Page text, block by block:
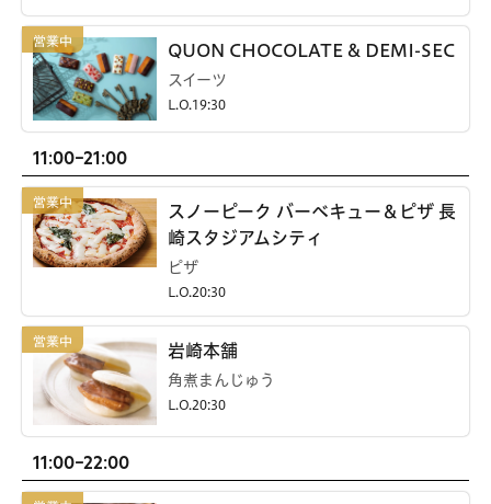
QUON CHOCOLATE & DEMI-SEC
スイーツ
L.O.19:30
11:00-21:00
スノーピーク バーベキュー＆ピザ 長
崎スタジアムシティ
ピザ
L.O.20:30
岩崎本舗
角煮まんじゅう
L.O.20:30
11:00-22:00